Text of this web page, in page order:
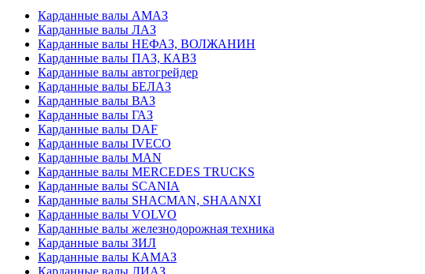
Карданные валы АМАЗ
Карданные валы ЛАЗ
Карданные валы НЕФАЗ, ВОЛЖАНИН
Карданные валы ПАЗ, КАВЗ
Карданные валы автогрейдер
Карданные валы БЕЛАЗ
Карданные валы ВАЗ
Карданные валы ГАЗ
Карданные валы DAF
Карданные валы IVECO
Карданные валы MAN
Карданные валы MERCEDES TRUCKS
Карданные валы SCANIA
Карданные валы SHACMAN, SHAANXI
Карданные валы VOLVO
Карданные валы железнодорожная техника
Карданные валы ЗИЛ
Карданные валы КАМАЗ
Карданные валы ЛИАЗ